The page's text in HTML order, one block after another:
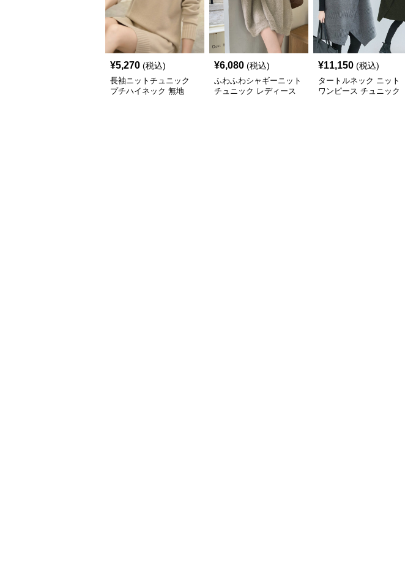
¥5,270 (税込)
長袖ニットチュニック
プチハイネック 無地
¥6,080 (税込)
ふわふわシャギーニット
チュニック レディース
¥11,150 (税込)
タートルネック ニット
ワンピース チュニック